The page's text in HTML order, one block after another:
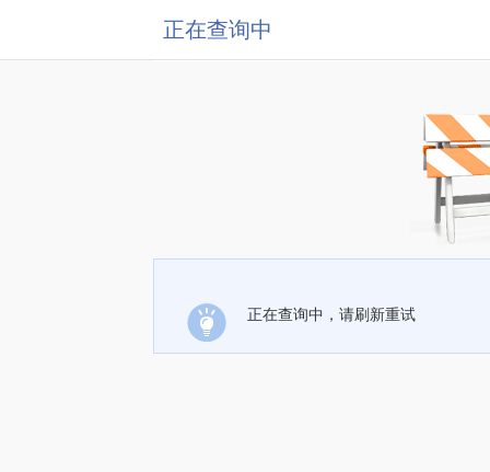
正在查询中
正在查询中，请刷新重试